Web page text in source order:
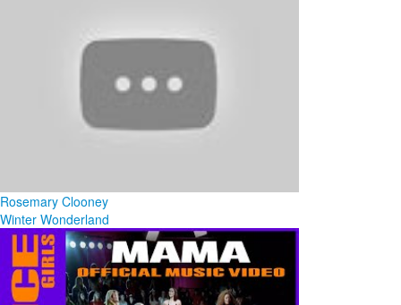
Rosemary Clooney
Winter Wonderland